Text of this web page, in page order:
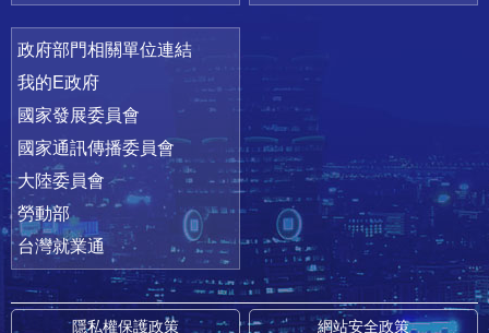
政府部門相關單位連結
我的E政府
國家發展委員會
國家通訊傳播委員會
大陸委員會
勞動部
台灣就業通
隱私權保護政策 網站安全政策